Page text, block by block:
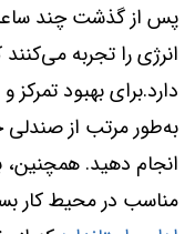
پس از گذشت چند
انرژی را تجربه می‌کنند
دارد.برای بهبود
به‌طور مرتب از
انجام دهید. همچنین،
مناسب در محیط کار